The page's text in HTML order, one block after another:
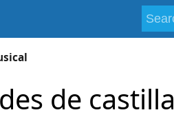
de castilla